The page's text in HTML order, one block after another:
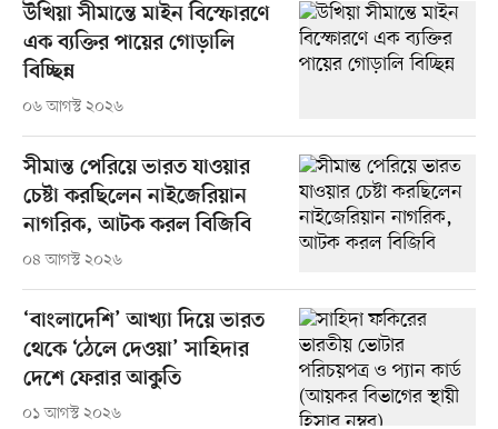
উখিয়া সীমান্তে মাইন বিস্ফোরণে
এক ব্যক্তির পায়ের গোড়ালি
বিচ্ছিন্ন
০৬ আগস্ট ২০২৬
সীমান্ত পেরিয়ে ভারত যাওয়ার
চেষ্টা করছিলেন নাইজেরিয়ান
নাগরিক, আটক করল বিজিবি
০৪ আগস্ট ২০২৬
‘বাংলাদেশি’ আখ্যা দিয়ে ভারত
থেকে ‘ঠেলে দেওয়া’ সাহিদার
দেশে ফেরার আকুতি
০১ আগস্ট ২০২৬